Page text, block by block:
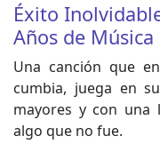
Éxito
Años de Música
Una canción que
cumbia, juega en
mayores y con una
algo que no fue.